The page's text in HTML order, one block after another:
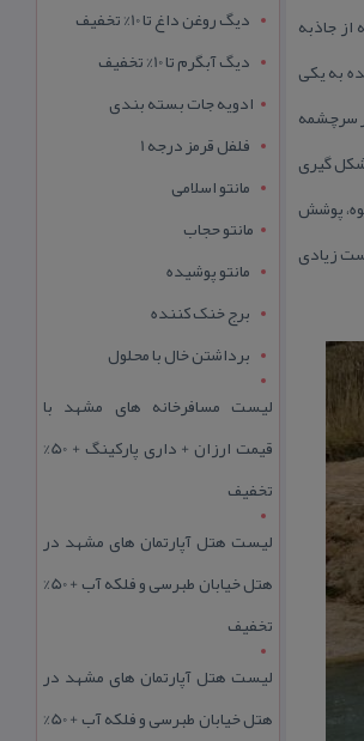
جاذبه
به یكی
سرچشمه
گیری
پوشش
زیادی
دیگ روغن داغ تا 10% تخفیف
دیگ آبگرم تا 10% تخفیف
ادویه جات بسته بندی
فلفل قرمز درجه 1
مانتو اسلامی
مانتو حجاب
مانتو پوشیده
برج خنک کننده
برداشتن خال با محلول
لیست مسافرخانه های مشهد با
قیمت ارزان + داری پارکینگ + 50%
تخفیف
لیست هتل آپارتمان های مشهد در
هتل خیابان طبرسی و فلکه آب + 50%
تخفیف
لیست هتل آپارتمان های مشهد در
هتل خیابان طبرسی و فلکه آب + 50%